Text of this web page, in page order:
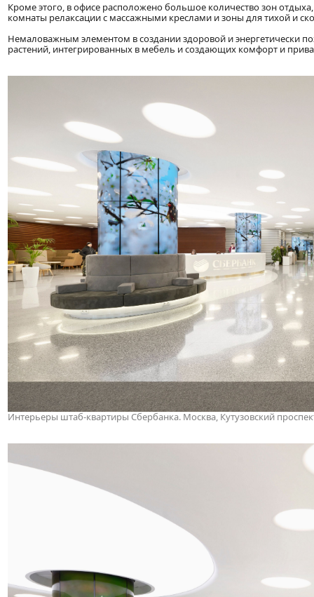
Кроме этого, в офисе расположено большое количество зон
комнаты релаксации с массажными креслами и зоны для тихой и
Немаловажным элементом в создании здоровой и энергетически
растений, интегрированных в мебель и создающих комфорт и
Интерьеры штаб-квартиры Сбербанка. Москва, Кутузовский